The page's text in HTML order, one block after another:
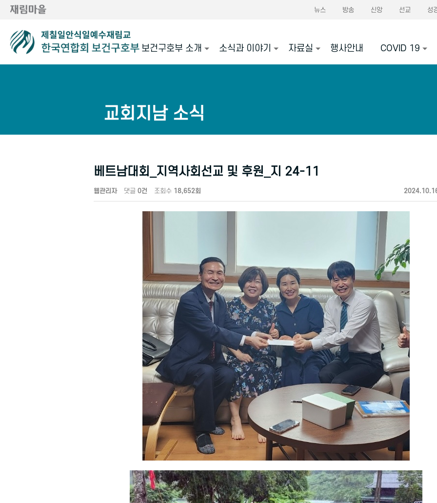
뉴스 방송 신앙 선교 성
보건구호부 소개 소식과 이야기 자료실 행사안내 COVID 19
교회지남 소식
베트남대회_지역사회선교 및 후원_지 24-11
웹관리자 댓글 0건 조회수 18,652회